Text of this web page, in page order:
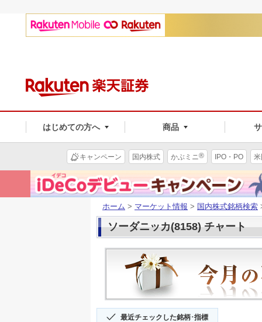
はじめての方へ 商品
キャンペーン 国内株式 かぶミニ® IPO・PO
ホーム > マーケット情報 > 国内株式銘柄検索
ソーダニッカ(8158) チャート
最近チェックした銘柄･指標